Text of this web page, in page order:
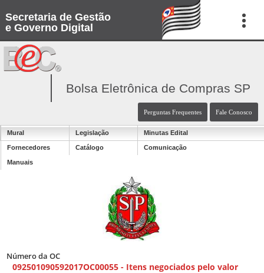
Secretaria de Gestão
e Governo Digital
Bolsa Eletrônica de Compras SP
Perguntas Frequentes Fale Conosco
Mural Legislação Minutas Edital
Fornecedores Catálogo Comunicação
Manuais
Número da OC
092501090592017OC00055 - Itens negociados pelo valor